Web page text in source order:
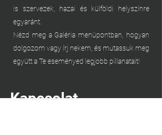
is szervezek, hazai és külföldi helyszínre
egyaránt.
Nézd meg a Galéria menüpontban, hogyan
dolgozom vagy írj nekem, és mutassuk meg
együtt a Te eseményed legjobb pillanatait!
Kapcsolat